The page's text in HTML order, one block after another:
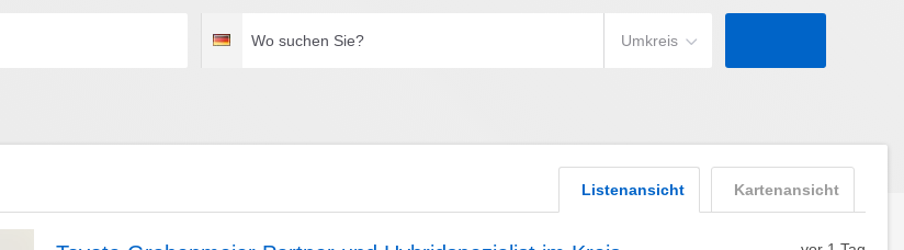
Deutschland
suchen
Umkreis
Kartenansicht
Listenansicht